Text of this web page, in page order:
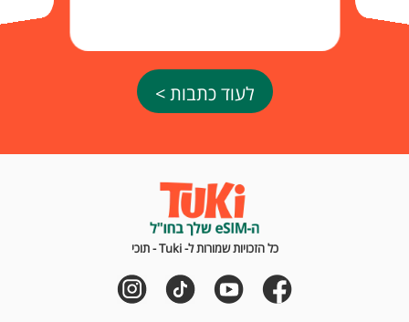
לעוד כתבות >
כל הזכויות שמורות ל- Tuki - תוכי